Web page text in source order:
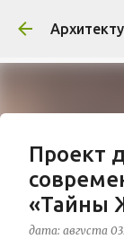
Проект
«Тайны
дата: августа